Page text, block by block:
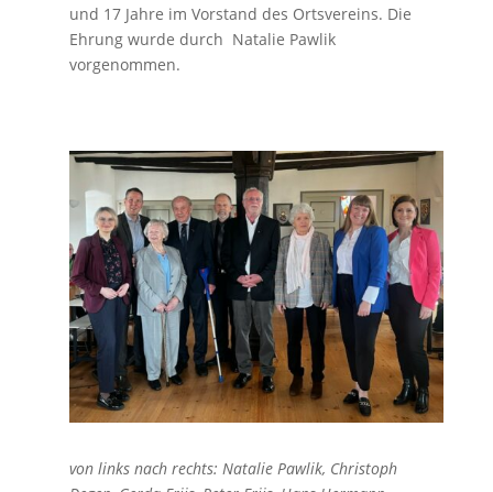
und 17 Jahre im Vorstand des Ortsvereins. Die
Ehrung wurde durch Natalie Pawlik
vorgenommen.
von links nach rechts: Natalie Pawlik, Christoph